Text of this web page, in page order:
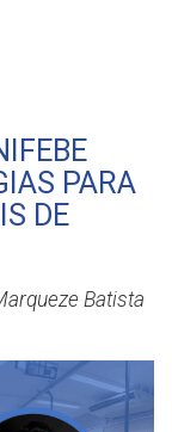
PARA
DE
Batista